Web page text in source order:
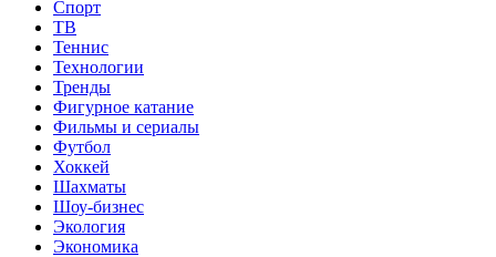
Спорт
ТВ
Теннис
Технологии
Тренды
Фигурное катание
Фильмы и сериалы
Футбол
Хоккей
Шахматы
Шоу-бизнес
Экология
Экономика